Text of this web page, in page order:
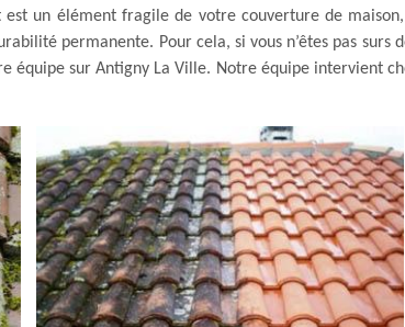
un élément fragile de votre couverture de maison,
permanente. Pour cela, si vous n’êtes pas surs
équipe sur Antigny La Ville. Notre équipe intervient